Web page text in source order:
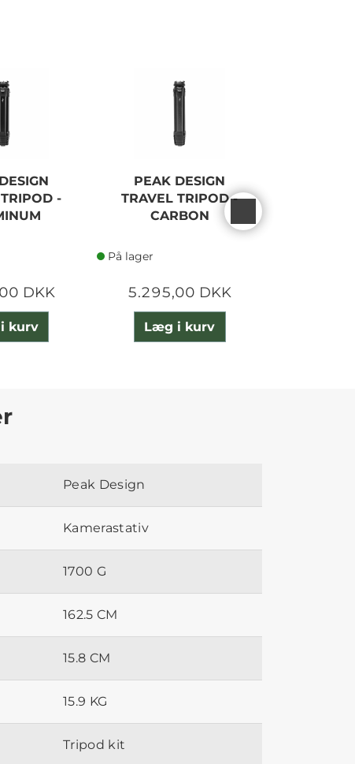
-
DKK
kurv
PEAK DESIGN
TRAVEL TRIPOD -
CARBON
På lager
5.295,00 DKK
Læg i kurv
Peak Design
Kamerastativ
1700 G
162.5 CM
15.8 CM
15.9 KG
Tripod kit